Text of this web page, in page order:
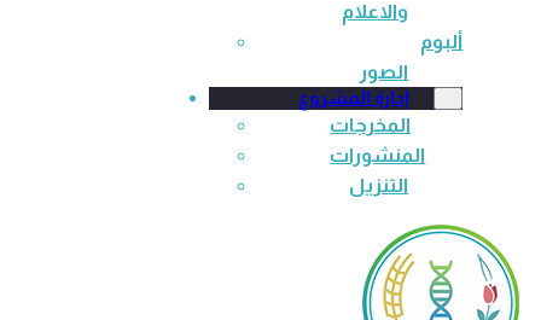
والاعلام
ألبوم
الصور
إدارة المشروع
المخرجات
المنشورات
التنزيل